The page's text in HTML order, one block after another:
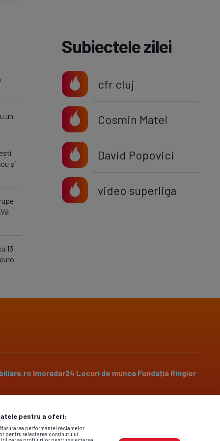
un
și
13
Subiectele zilei
cfr cluj
Cosmin Matei
David Popovici
video superliga
Imoradar24 Locuri de munca Fundația Ringier
pentru a oferi:
performanței reclamelor.
pentru selectarea conținutului